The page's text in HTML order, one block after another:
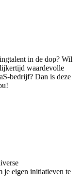
in de dop? Wil
waardevolle
bedrijf? Dan is deze
je eigen initiatieven te